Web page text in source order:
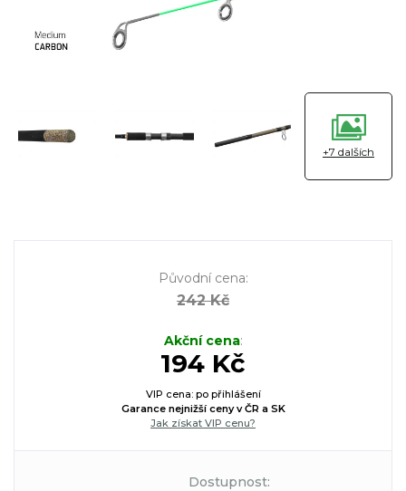
+7 dalších
Původní cena:
242 Kč
Akční cena:
194 Kč
VIP cena: po přihlášení
Garance nejnižší ceny v ČR a SK
Jak získat VIP cenu?
Dostupnost: